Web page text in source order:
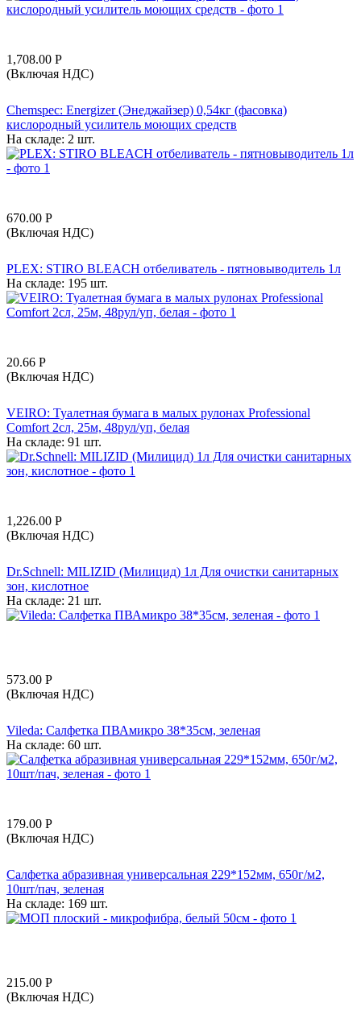
1,708.00 Р
(Включая НДС)
Chemspec: Energizer (Энеджайзер) 0,54кг (фасовка)
кислородный усилитель моющих средств
На складе: 2 шт.
670.00 Р
(Включая НДС)
PLEX: STIRO BLEACH отбеливатель - пятновыводитель 1л
На складе: 195 шт.
20.66 Р
(Включая НДС)
VEIRO: Туалетная бумага в малых рулонах Professional
Comfort 2сл, 25м, 48рул/уп, белая
На складе: 91 шт.
1,226.00 Р
(Включая НДС)
Dr.Schnell: MILIZID (Милицид) 1л Для очистки санитарных
зон, кислотное
На складе: 21 шт.
573.00 Р
(Включая НДС)
Vileda: Салфетка ПВАмикро 38*35см, зеленая
На складе: 60 шт.
179.00 Р
(Включая НДС)
Салфетка абразивная универсальная 229*152мм, 650г/м2,
10шт/пач, зеленая
На складе: 169 шт.
215.00 Р
(Включая НДС)